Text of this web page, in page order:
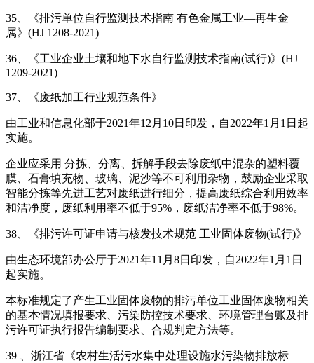
35、《排污单位自行监测技术指南 有色金属工业—再生金
属》(HJ 1208-2021)
36、《工业企业土壤和地下水自行监测技术指南(试行)》(HJ
1209-2021)
37、《废纸加工行业规范条件》
由工业和信息化部于2021年12月10日印发，自2022年1月1日起
实施。
企业应采用 分拣、分离、拆解手段去除废纸中混杂的塑料覆
膜、石膏填充物、玻璃、泥沙等不可利用杂物，鼓励企业采取
智能分拣等先进工艺对废纸进行细分，提高废纸综合利用效率
和洁净度，废纸利用率不低于95%，废纸洁净率不低于98%。
38、《排污许可证申请与核发技术规范 工业固体废物(试行)》
由生态环境部办公厅于2021年11月8日印发，自2022年1月1日
起实施。
本标准规定了产生工业固体废物的排污单位工业固体废物相关
的基本情况填报要求、污染防控技术要求、环境管理台账及排
污许可证执行报告编制要求、合规判定方法等。
39 、浙江省《农村生活污水集中处理设施水污染物排放标